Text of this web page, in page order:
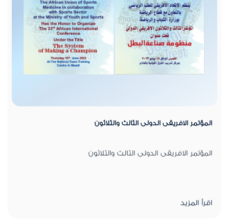
المؤتمر الافريقى الدولى الثالث والثلاثون
المؤتمر الافريقى الدولى الثالث والثلاثون
اقرأ المزيد